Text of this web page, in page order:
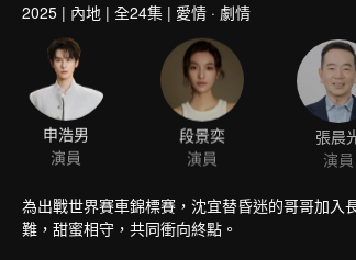
2025 | 內地 | 全24集 | 愛情 · 劇情
申浩男
演員
段景奕
演員
張晨
演員
為出戰世界賽車錦標賽，沈宜替昏迷的哥哥加
難，甜蜜相守，共同衝向終點。